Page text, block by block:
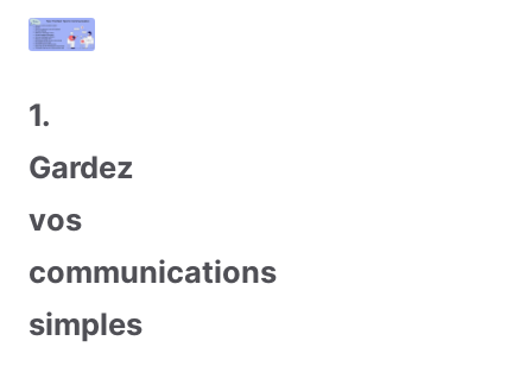
1.
Gardez
vos
communications
simples